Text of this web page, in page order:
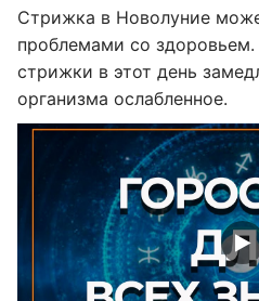
Стрижка в Новолуние
проблемами со
стрижки в этот день
организма ослабленное.